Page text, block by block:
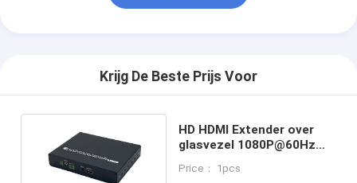
Krijg De Beste Prijs Voor
HD HDMI Extender over
glasvezel 1080P@60Hz
Digit Widtht
Price： 1pcs